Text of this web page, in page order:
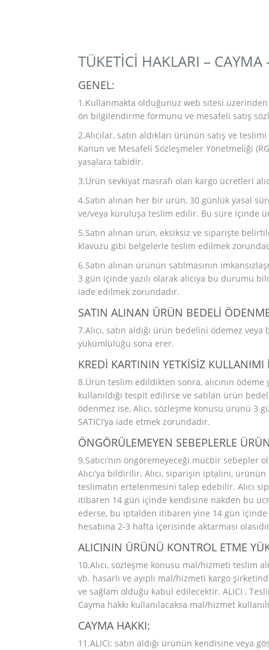
TÜKETİCİ HAKLARI –
GENEL:
1.Kullanmakta olduğunuz web sitesi
ön bilgilendirme formunu ve mesafeli satış
2.Alıcılar, satın aldıkları ürünün satış ve
Kanun ve Mesafeli Sözleşmeler Yönetmeliği
yasalara tabidir.
3.Ürün sevkiyat masrafı olan kargo ücretleri
4.Satın alınan her bir ürün, 30 günlük yasal
ve/veya kuruluşa teslim edilir. Bu süre içinde
5.Satın alınan ürün, eksiksiz ve siparişte
klavuzu gibi belgelerle teslim edilmek
6.Satın alınan ürünün satılmasının
3 gün içinde yazılı olarak alıcıya bu durumu
iade edilmek zorundadır.
SATIN ALINAN ÜRÜN BEDELİ
7.Alıcı, satın aldığı ürün bedelini ödemez
yükümlülüğü sona erer.
KREDİ KARTININ YETKİSİZ KULLANIMI
8.Ürün teslim edildikten sonra, alıcının ödeme
kullanıldığı tespit edilirse ve satılan ürün
ödenmez ise, Alıcı, sözleşme konusu ürünü 3
SATICI’ya iade etmek zorundadır.
ÖNGÖRÜLEMEYEN SEBEPLERLE
9.Satıcı’nın öngöremeyeceği mücbir
Alıcı’ya bildirilir. Alıcı, siparişin iptalini,
teslimatın ertelenmesini talep edebilir. Alıcı
itibaren 14 gün içinde kendisine nakden bu
ederse, bu iptalden itibaren yine 14 gün içinde
hesabına 2-3 hafta içerisinde aktarması
ALICININ ÜRÜNÜ KONTROL ETME
10.Alıcı, sözleşme konusu mal/hizmeti teslim
vb. hasarlı ve ayıplı mal/hizmeti kargo
ve sağlam olduğu kabul edilecektir. ALICI ,
Cayma hakkı kullanılacaksa mal/hizmet
CAYMA HAKKI:
11.ALICI; satın aldığı ürünün kendisine